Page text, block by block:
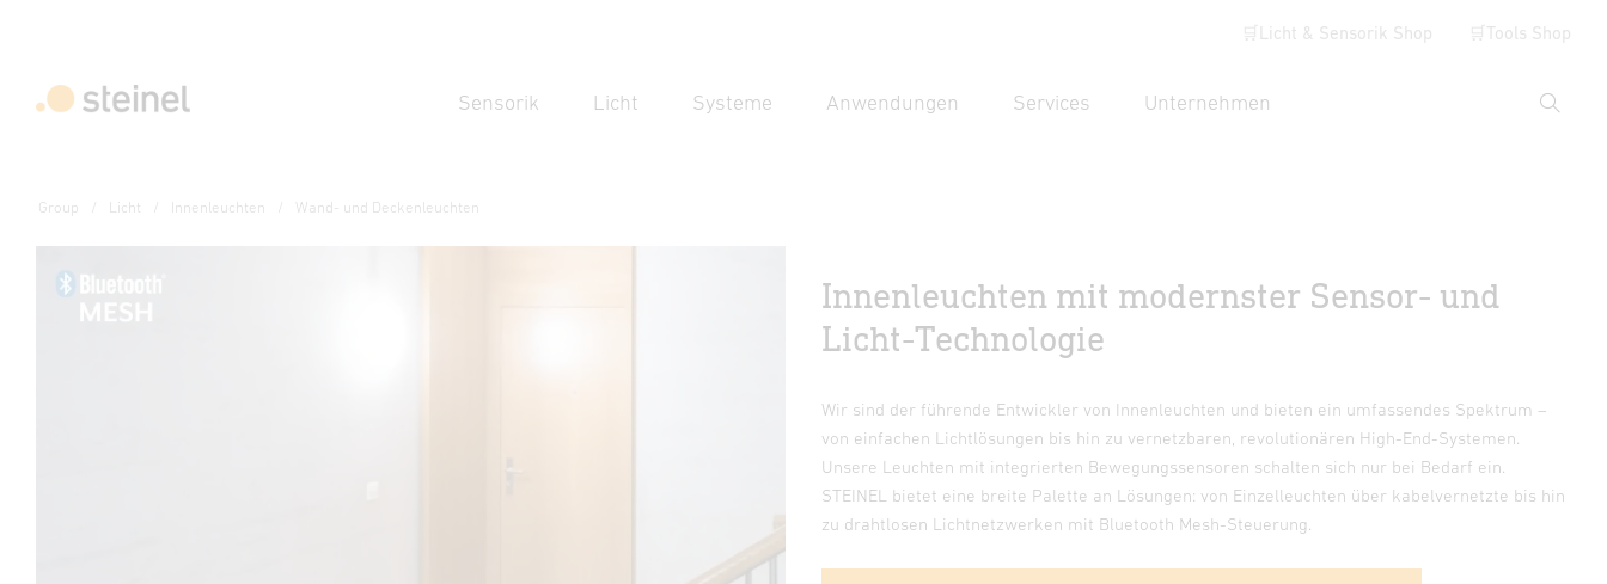
🛒Licht & Sensorik Shop 🛒Tools Shop
Sensorik Licht Systeme Anwendungen Services Unternehmen
Suche
Group Licht Innenleuchten Wand- und Deckenleuchten
Innenleuchten mit modernster Sensor- und
Licht-Technologie
Wir sind der führende Entwickler von Innenleuchten und bieten ein umfassendes Spektrum –
von einfachen Lichtlösungen bis hin zu vernetzbaren, revolutionären High-End-Systemen.
Unsere Leuchten mit integrierten Bewegungssensoren schalten sich nur bei Bedarf ein.
STEINEL bietet eine breite Palette an Lösungen: von Einzelleuchten über kabelvernetzte bis hin
zu drahtlosen Lichtnetzwerken mit Bluetooth Mesh-Steuerung.